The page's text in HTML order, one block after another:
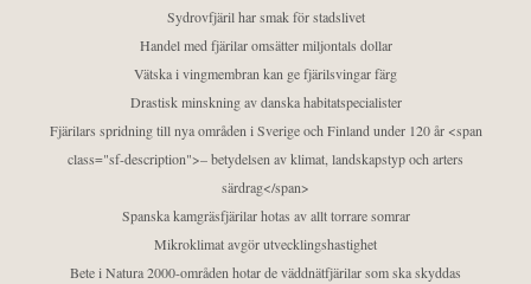
Sydrovfjäril har smak för stadslivet
Handel med fjärilar omsätter miljontals dollar
Vätska i vingmembran kan ge fjärilsvingar färg
Drastisk minskning av danska habitatspecialister
Fjärilars spridning till nya områden i Sverige och Finland under 120 år <span
class="sf-description">– betydelsen av klimat, landskapstyp och arters
särdrag</span>
Spanska kamgräsfjärilar hotas av allt torrare somrar
Mikroklimat avgör utvecklingshastighet
Bete i Natura 2000-områden hotar de väddnätfjärilar som ska skyddas